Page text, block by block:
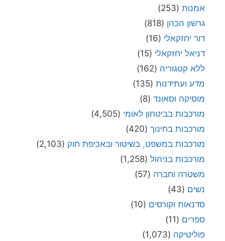
אמנות (253)
גרשון הכהן (818)
דור יחזקאלי (16)
דניאל יחזקאלי (15)
ללא קטגוריה (162)
מדע ועתידנות (135)
מוסיקה וסאונד (8)
מורכבות בביטחון לאומי (4,505)
מורכבות בחינוך (420)
מורכבות במשפט, בשיטור ובאכיפת חוק (2,103)
מורכבות בניהול (1,258)
משטרה וחברה (57)
נשים (43)
סדנאות וקורסים (10)
ספרים (11)
פוליטיקה (1,073)